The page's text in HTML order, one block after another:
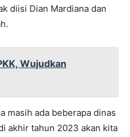
diisi Dian Mardiana dan
Wujudkan
masih ada beberapa dinas
akhir tahun 2023 akan kita